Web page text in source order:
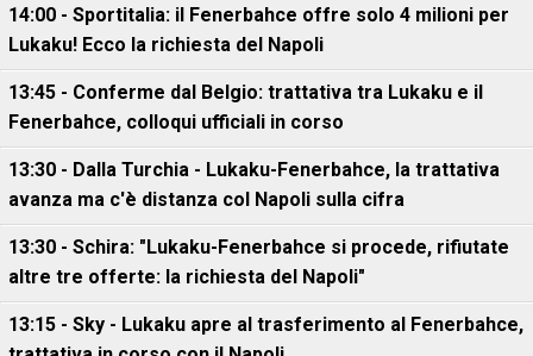
14:00 - Sportitalia: il Fenerbahce offre solo 4 milioni per
Lukaku! Ecco la richiesta del Napoli
13:45 - Conferme dal Belgio: trattativa tra Lukaku e il
Fenerbahce, colloqui ufficiali in corso
13:30 - Dalla Turchia - Lukaku-Fenerbahce, la trattativa
avanza ma c'è distanza col Napoli sulla cifra
13:30 - Schira: "Lukaku-Fenerbahce si procede, rifiutate
altre tre offerte: la richiesta del Napoli"
13:15 - Sky - Lukaku apre al trasferimento al Fenerbahce,